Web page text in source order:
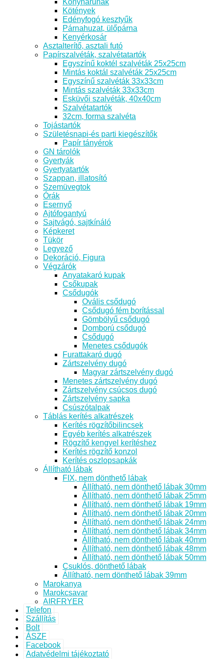
Kötények
Edényfogó kesztyűk
Párnahuzat, ülőpárna
Kenyérkosár
Asztalterítő, asztali futó
Papírszalvéták, szalvétatartók
Egyszínű koktél szalvéták 25x25cm
Mintás koktál szalvéták 25x25cm
Egyszínű szalvéták 33x33cm
Mintás szalvéták 33x33cm
Esküvői szalvéták, 40x40cm
Szalvétatartók
32cm, forma szalvéta
Tojástartók
Születésnapi-és parti kiegészítők
Papír tányérok
GN tárolók
Gyertyák
Gyertyatartók
Szappan, illatosító
Szemüvegtok
Órák
Esernyő
Ajtófogantyú
Sajtvágó, sajtkínáló
Képkeret
Tükör
Legyező
Dekoráció, Figura
Végzárók
Anyatakaró kupak
Csőkupak
Csődugók
Ovális csődugó
Csődugó fém borítással
Gömbölyű csődugó
Domború csődugó
Csődugó
Menetes csődugók
Furattakaró dugó
Zártszelvény dugó
Magyar zártszelvény dugó
Menetes zártszelvény dugó
Zártszelvény csúcsos dugó
Zártszelvény sapka
Csúszótalpak
Táblás kerítés alkatrészek
Kerítés rögzítőbilincsek
Egyéb kerítés alkatrészek
Rögzítő kengyel kerítéshez
Kerítés rögzítő konzol
Kerítés oszlopsapkák
Állítható lábak
FIX, nem dönthető lábak
Állítható, nem dönthető lábak 30mm
Állítható, nem dönthető lábak 25mm
Állítható, nem dönthető lábak 19mm
Állítható, nem dönthető lábak 20mm
Állítható, nem dönthető lábak 24mm
Állítható, nem dönthető lábak 34mm
Állítható, nem dönthető lábak 40mm
Állítható, nem dönthető lábak 48mm
Állítható, nem dönthető lábak 50mm
Csuklós, dönthető lábak
Állítható, nem dönthető lábak 39mm
Marokanya
Marokcsavar
AIRFRYER
Telefon
Szállítás
Bolt
ÁSZF
Facebook
Adatvédelmi tájékoztató